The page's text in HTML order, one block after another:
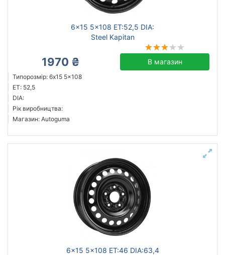
6x15 5x108 ET:52,5 DIA:
Steel Kapitan
1970 ₴ В магазин
Типорозмір: 6x15 5x108
ET: 52,5
DIA:
Рік виробництва:
Магазин: Autoguma
6x15 5x108 ET:46 DIA:63,4